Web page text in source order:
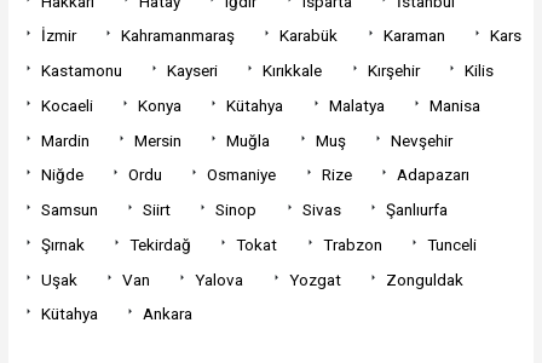
İzmir
Kahramanmaraş Karabük Karaman
Kars
Kastamonu
Kayseri Kırıkkale Kırşehir
Kilis
Kocaeli
Konya Kütahya Malatya
Manisa
Mardin
Mersin Muğla Muş
Nevşehir
Niğde
Ordu Osmaniye Rize
Adapazarı
Samsun
Siirt Sinop Sivas
Şanlıurfa
Şırnak
Tekirdağ Tokat Trabzon
Tunceli
Uşak
Van Yalova Yozgat
Zonguldak
Kütahya
Ankara